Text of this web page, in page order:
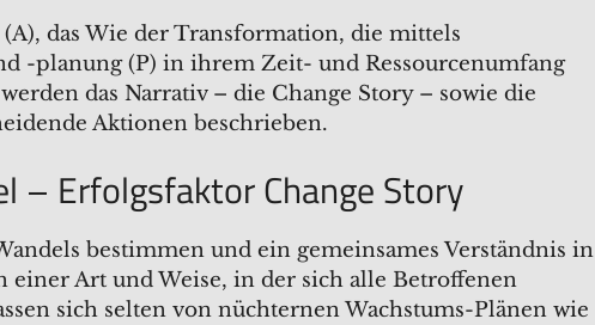
das Wie der Transformation, die mittels
-planung (P) in ihrem Zeit- und Ressourcenumfang
das Narrativ – die Change Story – sowie die
Aktionen beschrieben.
– Erfolgsfaktor Change Story
bestimmen und ein gemeinsames Verständnis in
einer Art und Weise, in der sich alle Betroffenen
sich selten von nüchternen Wachstums-Plänen wie